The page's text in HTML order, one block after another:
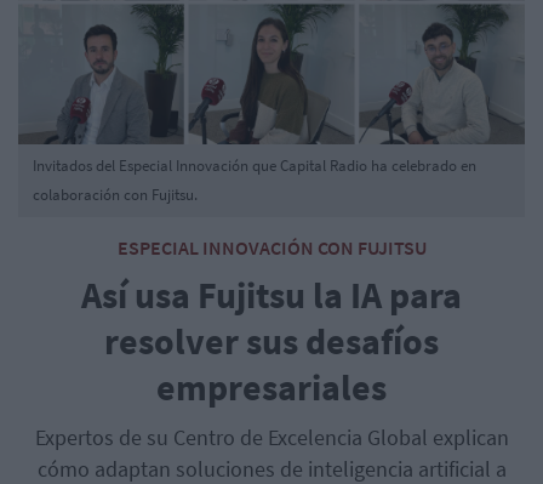
ESPECIAL INNOVACIÓN CON FUJITSU
Así usa Fujitsu la IA para
resolver sus desafíos
empresariales
Expertos de su Centro de Excelencia Global explican
cómo adaptan soluciones de inteligencia artificial a
Invitados del Especial Innovación que Capital Radio ha celebrado en
colaboración con Fujitsu.